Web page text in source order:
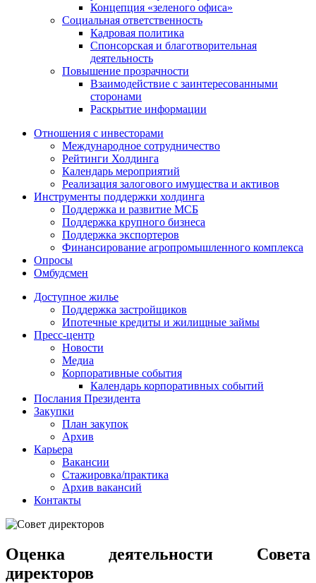
Концепция «зеленого офиса»
Социальная ответственность
Кадровая политика
Спонсорская и благотворительная
деятельность
Повышение прозрачности
Взаимодействие с заинтересованными
сторонами
Раскрытие информации
Отношения с инвесторами
Международное сотрудничество
Рейтинги Холдинга
Календарь мероприятий
Реализация залогового имущества и активов
Инструменты поддержки холдинга
Поддержка и развитие МСБ
Поддержка крупного бизнеса
Поддержка экспортеров
Финансирование агропромышленного комплекса
Опросы
Омбудсмен
Доступное жилье
Поддержка застройщиков
Ипотечные кредиты и жилищные займы
Пресс-центр
Новости
Медиа
Корпоративные события
Календарь корпоративных событий
Послания Президента
Закупки
План закупок
Архив
Карьера
Вакансии
Стажировка/практика
Архив вакансий
Контакты
Оценка деятельности Совета
директоров